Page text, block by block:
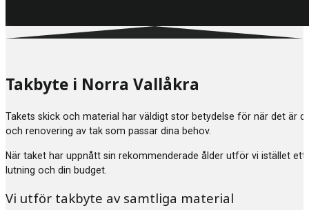
Takbyte i Norra Vallåkra
Takets skick och material har väldigt stor betydelse för när det är
och renovering av tak som passar dina behov.
När taket har uppnått sin rekommenderade ålder utför vi istället
lutning och din budget.
Vi utför takbyte av samtliga material